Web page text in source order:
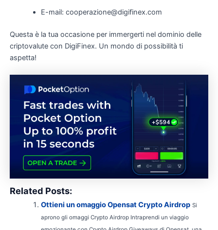
E-mail: cooperazione@digifinex.com
Questa è la tua occasione per immergerti nel dominio delle
criptovalute con DigiFinex. Un mondo di possibilità ti
aspetta!
Related Posts:
Ottieni un omaggio Opensat Crypto Airdrop Si
aprono gli omaggi Crypto Airdrop Intraprendi un viaggio